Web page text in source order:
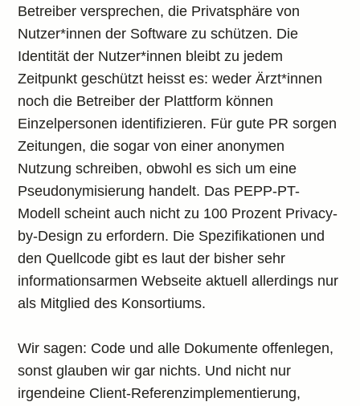
Betreiber versprechen, die Privatsphäre von
Nutzer*innen der Software zu schützen. Die
Identität der Nutzer*innen bleibt zu jedem
Zeitpunkt geschützt heisst es: weder Ärzt*innen
noch die Betreiber der Plattform können
Einzelpersonen identifizieren. Für gute PR sorgen
Zeitungen, die sogar von einer anonymen
Nutzung schreiben, obwohl es sich um eine
Pseudonymisierung handelt. Das PEPP-PT-
Modell scheint auch nicht zu 100 Prozent Privacy-
by-Design zu erfordern. Die Spezifikationen und
den Quellcode gibt es laut der bisher sehr
informationsarmen Webseite aktuell allerdings nur
als Mitglied des Konsortiums.
Wir sagen: Code und alle Dokumente offenlegen,
sonst glauben wir gar nichts. Und nicht nur
irgendeine Client-Referenzimplementierung,